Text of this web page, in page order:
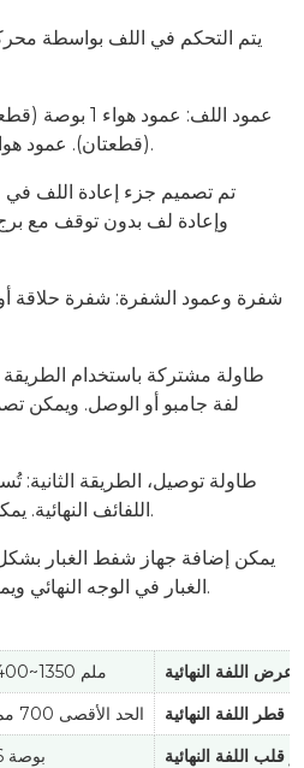
يتم التحكم في اللف بواسطة
(قطعتان). عمود هواء أو عمود انزلاق للاختيار.
وإعادة لف بدون توقف مع
شفرة وعمود الشفرة: شفرة حلاقة أو
طاولة مشتركة باستخدام الطريقة
لفة جامبو أو الوصل. ويمكن
طاولة توصيل، الطريقة
اللفائف النهائية. يمكن تصميمها يدويًا أو تلقائيًا.
يمكن إضافة جهاز شفط الغبار
الغبار في الوجه النهائي ويمنع الغبار المتطاير للخارج.
400~1350 ملم
عرض اللفة النهائية
الحد الأقصى 700 مم
قطر اللفة النهائية
6 بوصة
قلب اللفة النهائية